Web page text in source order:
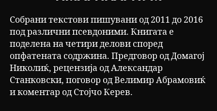
Собрани текстови пишувани од 2011 до 2016
под различни псевдоними. Книгата е
поделена на четири делови според
опфатената содржина. Предговор од Домагој
Николиќ, рецензија од Александар
Станковски, поговор од Велимир Абрамовиќ
и коментар од Стојчо Керев.